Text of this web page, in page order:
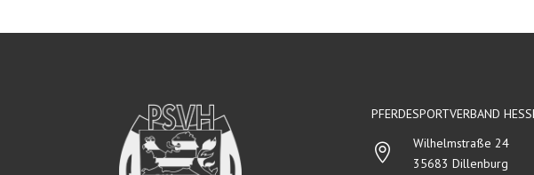
PFERDESPORTVERBAND

Wilhelmstraße 24
35683 Dillenburg